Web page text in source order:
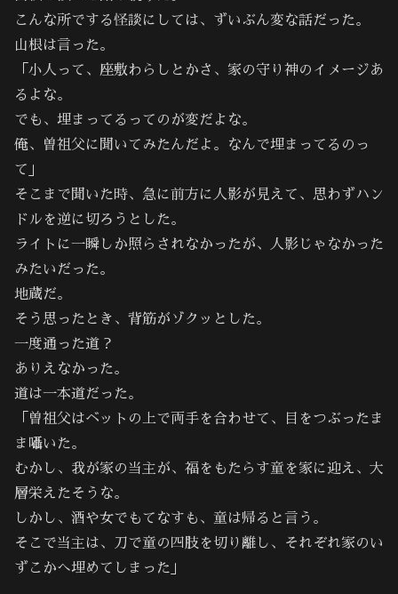
こんな所でする怪談にしては、ずいぶん変な話だった。
山根は言った。
「小人って、座敷わらしとかさ、家の守り神のイメージあ
るよな。
でも、埋まってるってのが変だよな。
俺、曽祖父に聞いてみたんだよ。なんで埋まってるのっ
て」
そこまで聞いた時、急に前方に人影が見えて、思わずハン
ドルを逆に切ろうとした。
ライトに一瞬しか照らされなかったが、人影じゃなかった
みたいだった。
地蔵だ。
そう思ったとき、背筋がゾクッとした。
一度通った道？
ありえなかった。
道は一本道だった。
「曽祖父はベットの上で両手を合わせて、目をつぶったま
ま囁いた。
むかし、我が家の当主が、福をもたらす童を家に迎え、大
層栄えたそうな。
しかし、酒や女でもてなすも、童は帰ると言う。
そこで当主は、刀で童の四肢を切り離し、それぞれ家のい
ずこかへ埋めてしまった」